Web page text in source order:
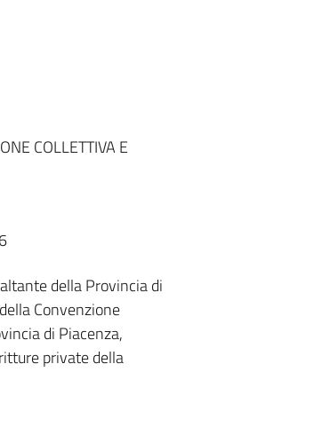
COLLETTIVA E
della Provincia di
Convenzione
di Piacenza,
private della